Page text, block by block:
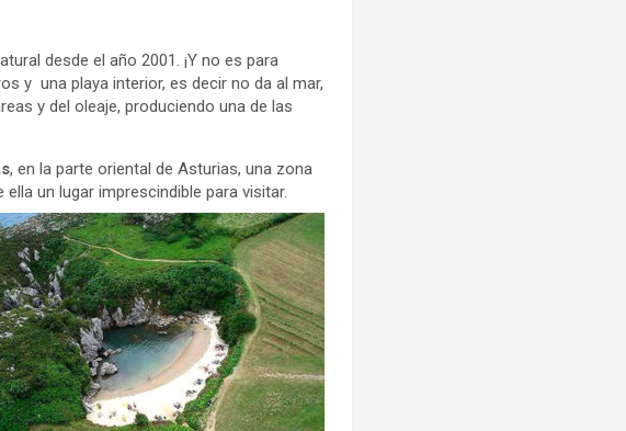
desde el año 2001. ¡Y no es para
y una playa interior, es decir no da al mar,
y del oleaje, produciendo una de las
, en la parte oriental de Asturias, una zona
un lugar imprescindible para visitar.